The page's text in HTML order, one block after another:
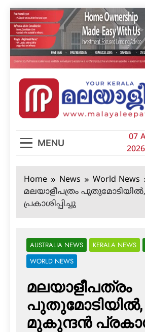
Skip
to
content
MENU
07
2026
Home News
World News
മലയാളീപത്രം
പ്രകാശിപ്പിച്ചു
AUSTRALIA NEWS KERALA NEWS
WORLD NEWS
മലയാളീപത്രം
മുകുന്ദന്‍